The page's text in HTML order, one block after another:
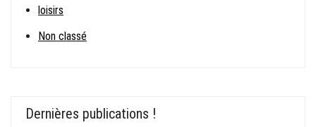
loisirs
Non classé
Dernières publications !